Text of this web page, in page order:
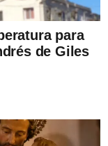
para
de Giles